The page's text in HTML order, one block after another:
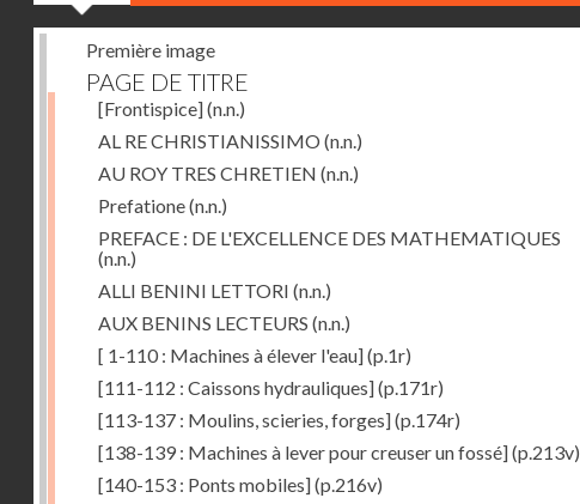
Première image
PAGE DE TITRE
[Frontispice](n.n.)
AL RE CHRISTIANISSIMO (n.n.)
AU ROY TRES CHRETIEN (n.n.)
Prefatione(n.n.)
PREFACE : DE L'EXCELLENCE DES MATHEMATIQUES
(n.n.)
ALLI BENINI LETTORI (n.n.)
AUX BENINS LECTEURS (n.n.)
[ 1-110 : Machines à élever l'eau](p.1r)
[111-112 : Caissons hydrauliques](p.171r)
[113-137 : Moulins, scieries, forges](p.174r)
[138-139 : Machines à lever pour creuser un fossé](p.213v)
[140-153 : Ponts mobiles](p.216v)